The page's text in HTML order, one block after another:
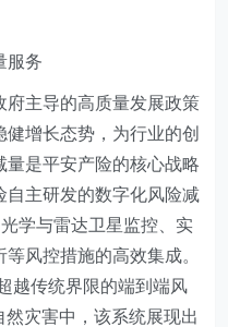
服务
府主导的高质量发展政策
增长态势，为行业的创
量是平安产险的核心战略
自主研发的数字化风险减
学与雷达卫星监控、实
风控措施的高效集成。
越传统界限的端到端风
然灾害中，该系统展现出